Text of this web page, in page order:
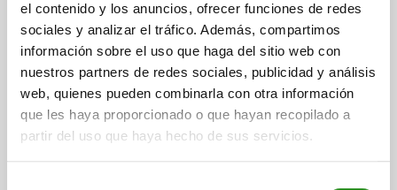
el contenido y los anuncios, ofrecer funciones de redes
sociales y analizar el tráfico. Además, compartimos
información sobre el uso que haga del sitio web con
nuestros partners de redes sociales, publicidad y análisis
web, quienes pueden combinarla con otra información
que les haya proporcionado o que hayan recopilado a
partir del uso que haya hecho de sus servicios.
D1=18 MATERIAL DEL COMPONENTE=POLIAMIDA DIÁMETRO=8
ALTURA=48 D2=34 D3=40 D4=28 D5=18 D6=35
D7=6,5
D8=3,4 H1=16 H2=5,5 M=M3X5 T=6/9
T1=6-20/9-20
T2=2,5
FUERZA DE SUJECIÓN N=250
FUERZA DE EXTRACCIÓN F KN=2,4 FUERZA DE RETENCIÓN N=750
RESISTENTE A LA TEMPERATURA =≤180 °C